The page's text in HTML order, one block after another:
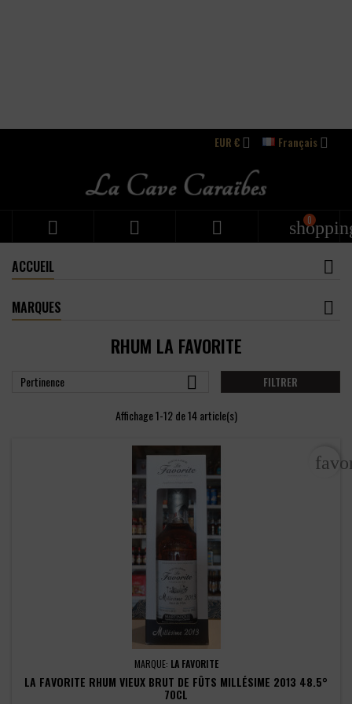
Français 
EUR € 
   0
ACCUEIL
MARQUES
RHUM LA FAVORITE
Pertinence  FILTRER
Affichage 1-12 de 14 article(s)
MARQUE: LA FAVORITE
LA FAVORITE RHUM VIEUX BRUT DE FÛTS MILLÉSIME 2013 48.5°
70CL